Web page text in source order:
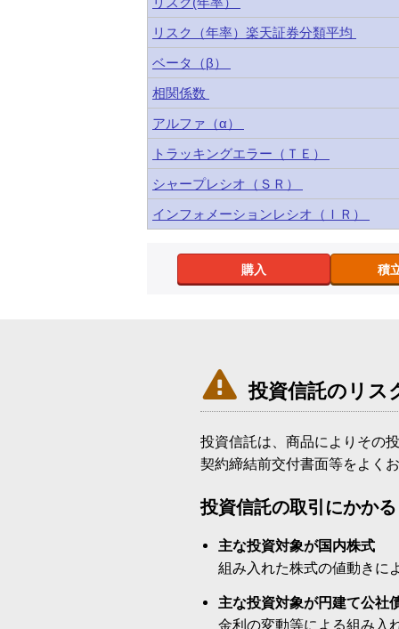
リスク（年率）楽天証券分類平均
ベータ（β）
相関係数
アルファ（α）
トラッキングエラー（ＴＥ）
シャープレシオ（ＳＲ）
インフォメーションレシオ（ＩＲ）
購入 積
 投資信託のリス
投資信託は、商品によりその
契約締結前交付書面等をよく
投資信託の取引にかか
主な投資対象が国内株式
組み入れた株式の値動きに
主な投資対象が円建て公社
金利の変動等による組み入